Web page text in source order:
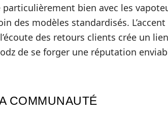
bien avec les
des modèles standardisés.
des retours clients crée un
de se forger une réputation
COMMUNAUTÉ